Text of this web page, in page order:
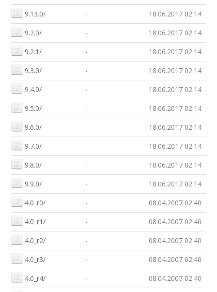
9.13.0/ - 18.06.2017 02:14
9.2.0/ - 18.06.2017 02:14
9.2.1/ - 18.06.2017 02:14
9.3.0/ - 18.06.2017 02:14
9.4.0/ - 18.06.2017 02:14
9.5.0/ - 18.06.2017 02:14
9.6.0/ - 18.06.2017 02:14
9.7.0/ - 18.06.2017 02:14
9.8.0/ - 18.06.2017 02:14
9.9.0/ - 18.06.2017 02:14
4.0_r0/ - 08.04.2007 02:40
4.0_r1/ - 08.04.2007 02:40
4.0_r2/ - 08.04.2007 02:40
4.0_r3/ - 08.04.2007 02:40
4.0_r4/ - 08.04.2007 02:40